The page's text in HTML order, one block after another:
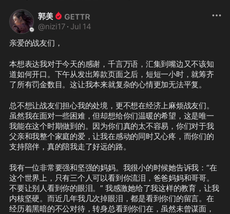
郭美
@nizi17 · Jul 14
亲爱的战友们，
本想表达我对于今天的感谢，千言万语，汇集到嘴边又不该知
道如何开口。下午从发出筹款页面之后，短短一小时，就筹齐
了所有罚金数目。这让我本来就复杂的心情更加无法平复。
总不想让战友们担心我的处境，更不想在经济上麻烦战友们。
虽然我在面对一些困难，但却想给你们温暖的希望，这是唯一
我能在这个时期做到的。因为你们真的太不容易，你们对于我
父亲和我整个家庭的爱，让我在感动的同时又心疼，而你们的
支持陪伴，真的陪我走了好远的路。
我有一位非常要强和坚强的妈妈。我很小的时候她告诉我：“在
这个世界上，只有三个人可以看到你流泪，爸爸妈妈和哥哥。
不要让别人看到你的眼泪。” 我感激她给了我这样的教育，让我
内核坚硬。而近几年我几次掉眼泪，都是看到你们的留言。在
经历着黑暗的不公对待，转身总看到你们在，虽然未曾谋面，